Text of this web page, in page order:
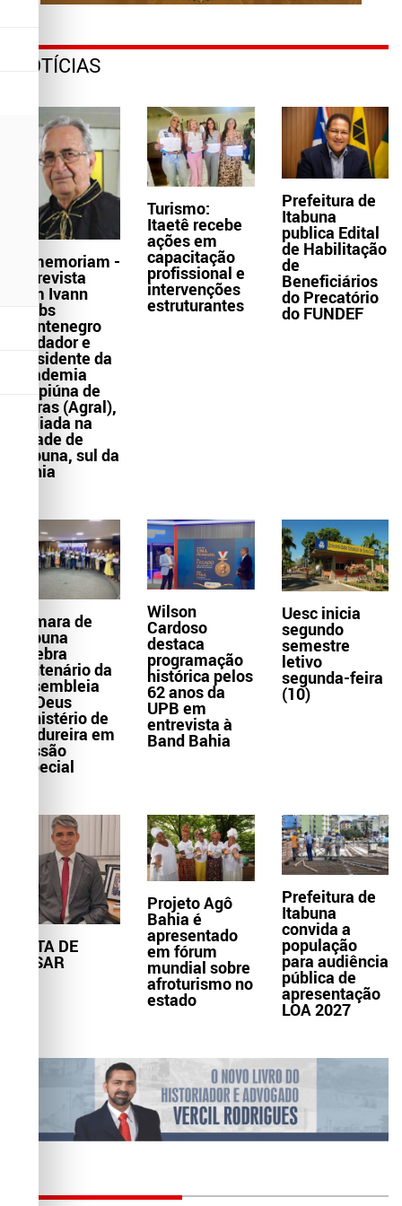
NOTÍCIAS
In memoriam -
Entrevista
com Ivann
Krebs
Montenegro
fundador e
presidente da
Academia
Grapiúna de
Letras (Agral),
sediada na
cidade de
Itabuna, sul da
Bahia
Turismo:
Itaetê recebe
ações em
capacitação
profissional e
intervenções
estruturantes
Prefeitura de
Itabuna
publica Edital
de Habilitação
de
Beneficiários
do Precatório
do FUNDEF
Câmara de
Itabuna
celebra
centenário da
Assembleia
de Deus
Ministério de
Madureira em
Sessão
Especial
Wilson
Cardoso
destaca
programação
histórica pelos
62 anos da
UPB em
entrevista à
Band Bahia
Uesc inicia
segundo
semestre
letivo
segunda-feira
(10)
NOTA DE
PESAR
Projeto Agô
Bahia é
apresentado
em fórum
mundial sobre
afroturismo no
estado
Prefeitura de
Itabuna
convida a
população
para audiência
pública de
apresentação
LOA 2027